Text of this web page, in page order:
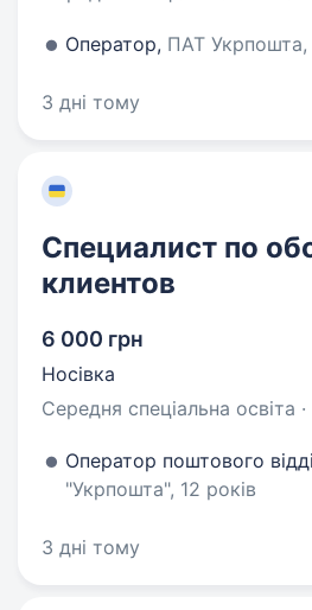
Оператор, ПАТ Укрпошта,
3 дні тому
Специалист по
клиентов
6 000 грн
Носівка
Середня спеціальна освіта
Оператор поштового
"Укрпошта", 12 років
3 дні тому